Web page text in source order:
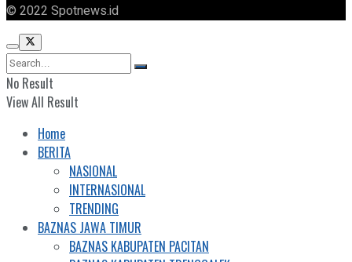
© 2022 Spotnews.id
No Result
View All Result
Home
BERITA
NASIONAL
INTERNASIONAL
TRENDING
BAZNAS JAWA TIMUR
BAZNAS KABUPATEN PACITAN